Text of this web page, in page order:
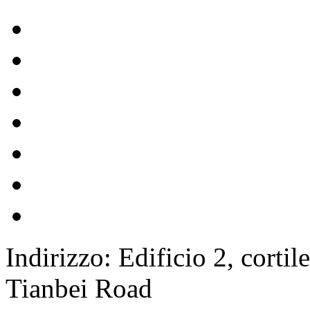
Indirizzo: Edificio 2,
Tianbei Road